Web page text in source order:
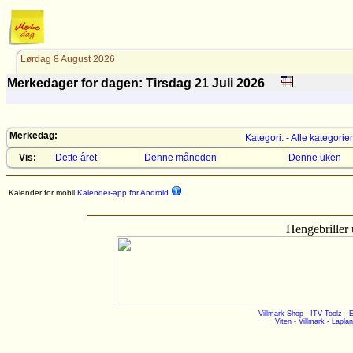
Lørdag 8 August 2026
Merkedager for dagen: Tirsdag 21 Juli 2026
Merkedag:
Kategori: - Alle kategorier
Vis:
Dette året Denne måneden Denne uken
Kalender for mobil Kalender-app for Android
Hengebriller
Villmark Shop- ITV-Toolz -
Viten - Villmark -